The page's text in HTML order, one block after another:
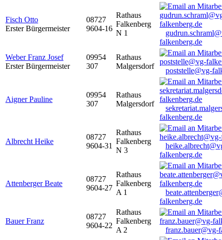
Fisch Otto
Erster Bürgermeister
08727
9604-16
Rathaus
Falkenberg
N 1
falkenberg.de
Weber Franz Josef
Erster Bürgermeister
09954
307
Rathaus
Malgersdorf
poststelle@vg-
Aigner Pauline
09954
307
Rathaus
Malgersdorf
falkenberg.de
Albrecht Heike
08727
9604-31
Rathaus
Falkenberg
N 3
falkenberg.de
Attenberger Beate
08727
9604-27
Rathaus
Falkenberg
A 1
falkenberg.de
Bauer Franz
08727
9604-22
Rathaus
Falkenberg
A 2
franz.bauer@vg-